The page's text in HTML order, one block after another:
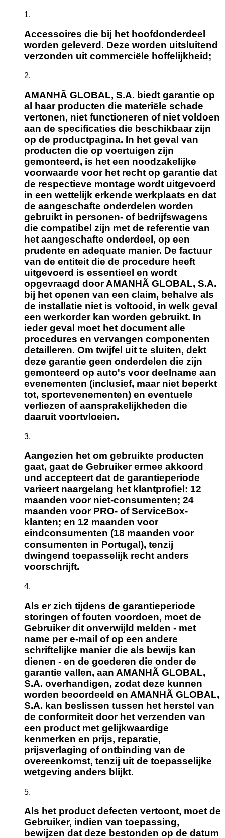
Accessoires die bij het hoofdonderdeel
worden geleverd. Deze worden uitsluitend
verzonden uit commerciële hoffelijkheid;
AMANHÃ GLOBAL, S.A. biedt garantie op
al haar producten die materiële schade
vertonen, niet functioneren of niet voldoen
aan de specificaties die beschikbaar zijn
op de productpagina. In het geval van
producten die op voertuigen zijn
gemonteerd, is het een noodzakelijke
voorwaarde voor het recht op garantie dat
de respectieve montage wordt uitgevoerd
in een wettelijk erkende werkplaats en dat
de aangeschafte onderdelen worden
gebruikt in personen- of bedrijfswagens
die compatibel zijn met de referentie van
het aangeschafte onderdeel, op een
prudente en adequate manier. De factuur
van de entiteit die de procedure heeft
uitgevoerd is essentieel en wordt
opgevraagd door AMANHÃ GLOBAL, S.A.
bij het openen van een claim, behalve als
de installatie niet is voltooid, in welk geval
een werkorder kan worden gebruikt. In
ieder geval moet het document alle
procedures en vervangen componenten
detailleren. Om twijfel uit te sluiten, dekt
deze garantie geen onderdelen die zijn
gemonteerd op auto's voor deelname aan
evenementen (inclusief, maar niet beperkt
tot, sportevenementen) en eventuele
verliezen of aansprakelijkheden die
daaruit voortvloeien.
Aangezien het om gebruikte producten
gaat, gaat de Gebruiker ermee akkoord
und accepteert dat de garantieperiode
varieert naargelang het klantprofiel: 12
maanden voor niet-consumenten; 24
maanden voor PRO- of ServiceBox-
klanten; en 12 maanden voor
eindconsumenten (18 maanden voor
consumenten in Portugal), tenzij
dwingend toepasselijk recht anders
voorschrijft.
Als er zich tijdens de garantieperiode
storingen of fouten voordoen, moet de
Gebruiker dit onverwijld melden - met
name per e-mail of op een andere
schriftelijke manier die als bewijs kan
dienen - en de goederen die onder de
garantie vallen, aan AMANHÃ GLOBAL,
S.A. overhandigen, zodat deze kunnen
worden beoordeeld en AMANHÃ GLOBAL,
S.A. kan beslissen tussen het herstel van
de conformiteit door het verzenden van
een product met gelijkwaardige
kenmerken en prijs, reparatie,
prijsverlaging of ontbinding van de
overeenkomst, tenzij uit de toepasselijke
wetgeving anders blijkt.
Als het product defecten vertoont, moet de
Gebruiker, indien van toepassing,
bewijzen dat deze bestonden op de datum